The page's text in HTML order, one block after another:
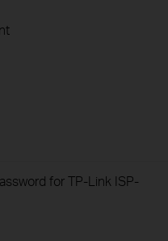
for TP-Link ISP-